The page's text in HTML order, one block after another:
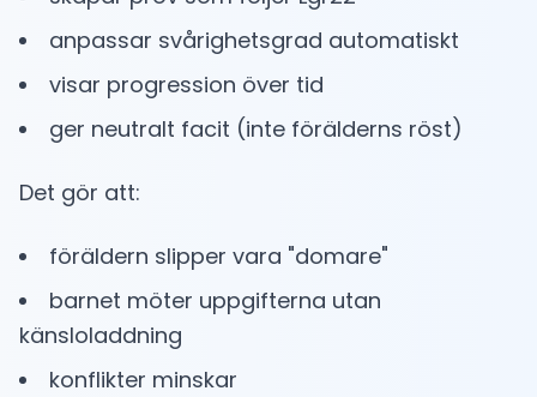
anpassar svårighetsgrad automatiskt
visar progression över tid
ger neutralt facit (inte förälderns röst)
Det gör att:
föräldern slipper vara "domare"
barnet möter uppgifterna utan
känsloladdning
konflikter minskar